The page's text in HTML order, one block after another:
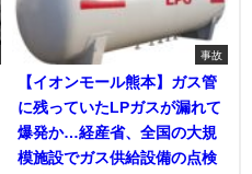
事故
【イオンモール熊本】ガス管
に残っていたLPガスが漏れて
爆発か…経産省、全国の大規
模施設でガス供給設備の点検